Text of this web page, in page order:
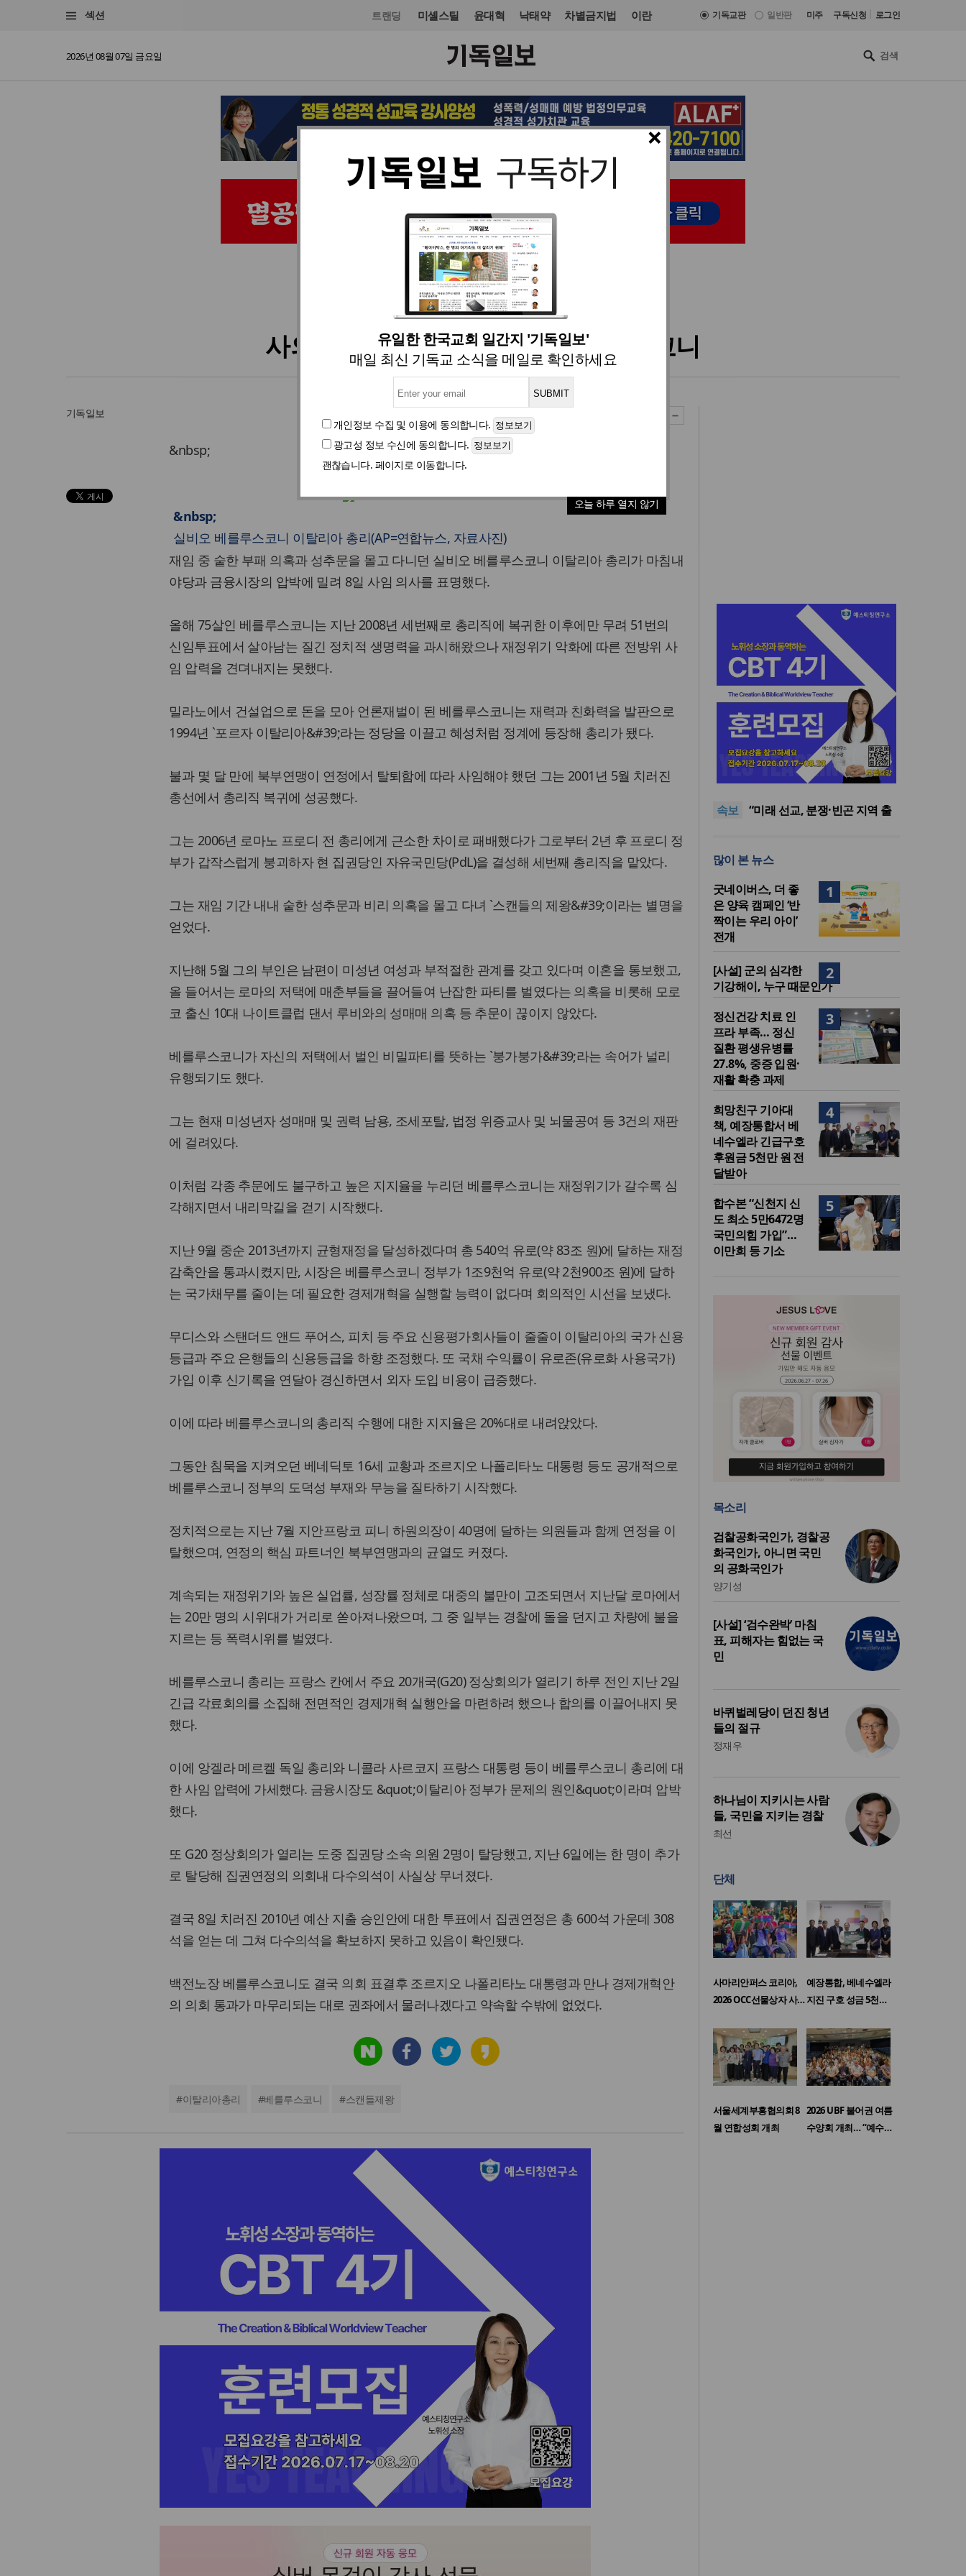
섹션 트랜딩 미셸스틸 윤대혁 낙태약 차별금지법 이란 기독교판 일반판 미주 구독신청 로그인
2026년 08월 07일 금요일
×
유일한 한국교회 일간지 '기독일보'
매일 최신 기독교 소식을 메일로 확인하세요
개인정보 수집 및 이용에 동의합니다.
광고성 정보 수신에 동의합니다.
괜찮습니다. 페이지로 이동합니다.
오늘 하루 열지 않기
유럽 유럽 입력 2011. 11. 09 08:48
사의 표명한 `스캔들 제왕' 베를루스코니
기독일보
&nbsp;
&nbsp;
실비오 베를루스코니 이탈리아 총리(AP=연합뉴스, 자료사진)
재임 중 숱한 부패 의혹과 성추문을 몰고 다니던 실비오 베를루스코니 이탈리아 총리가 마침내
야당과 금융시장의 압박에 밀려 8일 사임 의사를 표명했다.
올해 75살인 베를루스코니는 지난 2008년 세번째로 총리직에 복귀한 이후에만 무려 51번의
신임투표에서 살아남는 질긴 정치적 생명력을 과시해왔으나 재정위기 악화에 따른 전방위 사
임 압력을 견뎌내지는 못했다.
밀라노에서 건설업으로 돈을 모아 언론재벌이 된 베를루스코니는 재력과 친화력을 발판으로
1994년 `포르자 이탈리아&#39;라는 정당을 이끌고 혜성처럼 정계에 등장해 총리가 됐다.
불과 몇 달 만에 북부연맹이 연정에서 탈퇴함에 따라 사임해야 했던 그는 2001년 5월 치러진
총선에서 총리직 복귀에 성공했다.
그는 2006년 로마노 프로디 전 총리에게 근소한 차이로 패배했다가 그로부터 2년 후 프로디 정
부가 갑작스럽게 붕괴하자 현 집권당인 자유국민당(PdL)을 결성해 세번째 총리직을 맡았다.
그는 재임 기간 내내 숱한 성추문과 비리 의혹을 몰고 다녀 `스캔들의 제왕&#39;이라는 별명을
얻었다.
지난해 5월 그의 부인은 남편이 미성년 여성과 부적절한 관계를 갖고 있다며 이혼을 통보했고,
올 들어서는 로마의 저택에 매춘부들을 끌어들여 난잡한 파티를 벌였다는 의혹을 비롯해 모로
코 출신 10대 나이트클럽 댄서 루비와의 성매매 의혹 등 추문이 끊이지 않았다.
베를루스코니가 자신의 저택에서 벌인 비밀파티를 뜻하는 `붕가붕가&#39;라는 속어가 널리
유행되기도 했다.
그는 현재 미성년자 성매매 및 권력 남용, 조세포탈, 법정 위증교사 및 뇌물공여 등 3건의 재판
에 걸려있다.
이처럼 각종 추문에도 불구하고 높은 지지율을 누리던 베를루스코니는 재정위기가 갈수록 심
각해지면서 내리막길을 걷기 시작했다.
지난 9월 중순 2013년까지 균형재정을 달성하겠다며 총 540억 유로(약 83조 원)에 달하는 재정
감축안을 통과시켰지만, 시장은 베를루스코니 정부가 1조9천억 유로(약 2천900조 원)에 달하
는 국가채무를 줄이는 데 필요한 경제개혁을 실행할 능력이 없다며 회의적인 시선을 보냈다.
무디스와 스탠더드 앤드 푸어스, 피치 등 주요 신용평가회사들이 줄줄이 이탈리아의 국가 신용
등급과 주요 은행들의 신용등급을 하향 조정했다. 또 국채 수익률이 유로존(유로화 사용국가)
가입 이후 신기록을 연달아 경신하면서 외자 도입 비용이 급증했다.
이에 따라 베를루스코니의 총리직 수행에 대한 지지율은 20%대로 내려앉았다.
그동안 침묵을 지켜오던 베네딕토 16세 교황과 조르지오 나폴리타노 대통령 등도 공개적으로
베를루스코니 정부의 도덕성 부재와 무능을 질타하기 시작했다.
정치적으로는 지난 7월 지안프랑코 피니 하원의장이 40명에 달하는 의원들과 함께 연정을 이
탈했으며, 연정의 핵심 파트너인 북부연맹과의 균열도 커졌다.
계속되는 재정위기와 높은 실업률, 성장률 정체로 대중의 불만이 고조되면서 지난달 로마에서
는 20만 명의 시위대가 거리로 쏟아져나왔으며, 그 중 일부는 경찰에 돌을 던지고 차량에 불을
지르는 등 폭력시위를 벌였다.
베를루스코니 총리는 프랑스 칸에서 주요 20개국(G20) 정상회의가 열리기 하루 전인 지난 2일
긴급 각료회의를 소집해 전면적인 경제개혁 실행안을 마련하려 했으나 합의를 이끌어내지 못
했다.
이에 앙겔라 메르켈 독일 총리와 니콜라 사르코지 프랑스 대통령 등이 베를루스코니 총리에 대
한 사임 압력에 가세했다. 금융시장도 &quot;이탈리아 정부가 문제의 원인&quot;이라며 압박
했다.
또 G20 정상회의가 열리는 도중 집권당 소속 의원 2명이 탈당했고, 지난 6일에는 한 명이 추가
로 탈당해 집권연정의 의회내 다수의석이 사실상 무너졌다.
결국 8일 치러진 2010년 예산 지출 승인안에 대한 투표에서 집권연정은 총 600석 가운데 308
석을 얻는 데 그쳐 다수의석을 확보하지 못하고 있음이 확인됐다.
백전노장 베를루스코니도 결국 의회 표결후 조르지오 나폴리타노 대통령과 만나 경제개혁안
의 의회 통과가 마무리되는 대로 권좌에서 물러나겠다고 약속할 수밖에 없었다.
#이탈리아총리 #베를루스코니 #스캔들제왕
속보
[최원호 목사의 영혼의 양식 63]
말씀은 같은데 왜 열매는 다를
美 이민구금센터에 억류됐던
“미사일 속에서도 복음은 전해
“미래 선교, 분쟁·빈곤 지역 출
발
말씀은 같은데 왜 열매는 다를
美 이민구금센터에 억류됐던
한인 목회자 석방돼
많이 본 뉴스
1
굿네이버스, 더 좋
은 양육 캠페인 ‘반
짝이는 우리 아이’
전개
2
[사설] 군의 심각한
기강해이, 누구 때문인가
3
정신건강 치료 인
프라 부족… 정신
질환 평생유병률
27.8%, 중증 입원·
재활 확충 과제
4
희망친구 기아대
책, 예장통합서 베
네수엘라 긴급구호
후원금 5천만 원 전
달받아
5
합수본 “신천지 신
도 최소 5만6472명
국민의힘 가입”…
이만희 등 기소
목소리
검찰공화국인가, 경찰공
화국인가, 아니면 국민
의 공화국인가
양기성
[사설] ‘검수완박’ 마침
표, 피해자는 힘없는 국
민
바퀴벌레당이 던진 청년
들의 절규
정재우
하나님이 지키시는 사람
들, 국민을 지키는 경찰
최선
단체
사마리안퍼스 코리아,
2026 OCC선물상자 사…
예장통합, 베네수엘라
지진 구호 성금 5천…
서울세계부흥협의회 8
월 연합성회 개최
2026 UBF 불어권 여름
수양회 개최… “예수…